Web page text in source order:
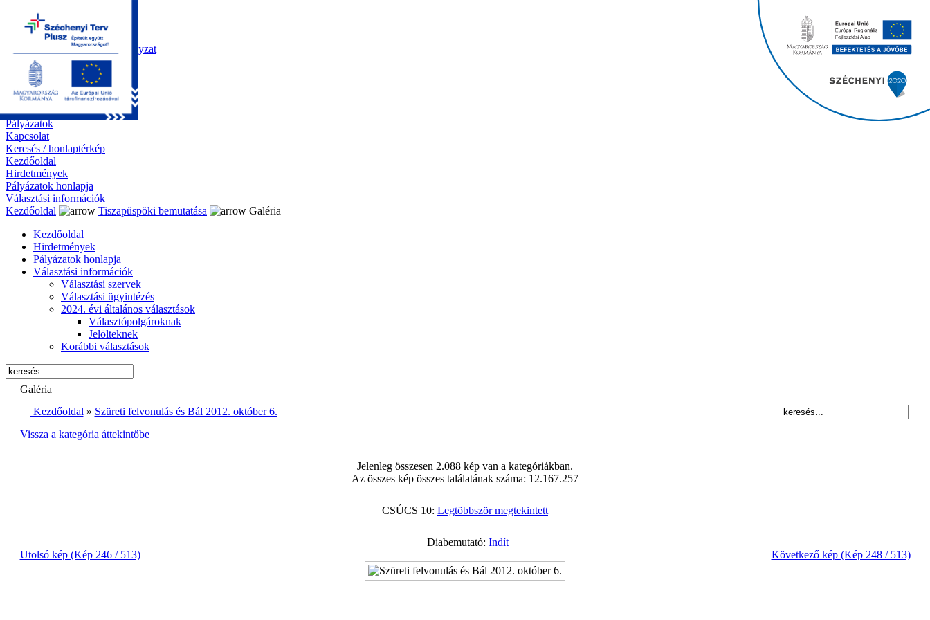
Kezdőoldal
Önkormányzat
Polgármesteri Hivatal
Roma Nemzetiségi Önkormányzat
Elektronikus ügyintézés
Közérdekű információk
Tiszapüspöki bemutatása
Galéria
Díjazottaink
Pályázatok
Kapcsolat
Keresés / honlaptérkép
Kezdőoldal
Hirdetmények
Pályázatok honlapja
Választási információk
Kezdőoldal
Tiszapüspöki bemutatása
Galéria
Kezdőoldal
Hirdetmények
Pályázatok honlapja
Választási információk
Választási szervek
Választási ügyintézés
2024. évi általános választások
Választópolgároknak
Jelölteknek
Korábbi választások
Galéria
Kezdőoldal » Szüreti felvonulás és Bál 2012. október 6.
Vissza a kategória áttekintőbe
Jelenleg összesen 2.088 kép van a kategóriákban.
Az összes kép összes találatának száma: 12.167.257
CSÚCS 10: Legtöbbször megtekintett
Diabemutató: Indít
Utolsó kép (Kép 246 / 513)
Következő kép (Kép 248 / 513)